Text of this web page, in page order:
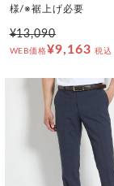
様/※裾上げ必要
¥13,090
WEB価格¥9,163 税込